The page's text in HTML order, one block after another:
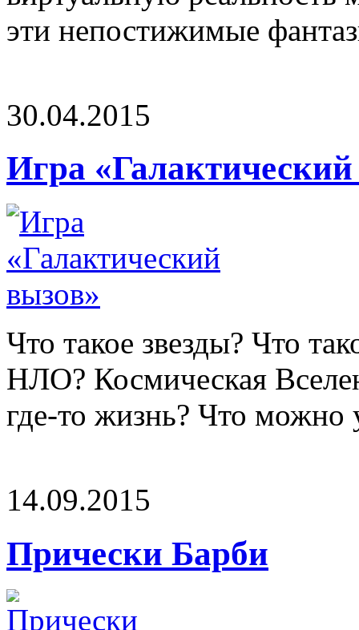
эти непостижимые
30.04.2015
Игра
Что такое звезды? Что
НЛО? Космическая
где-то жизнь? Что можно
14.09.2015
Прически Барби